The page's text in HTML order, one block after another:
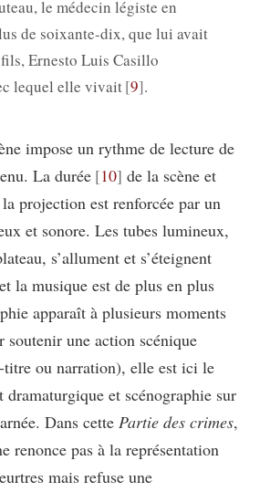
le médecin légiste en
de soixante-dix, que lui avait
fils, Ernesto Luis Casillo
lequel elle vivait 9 .
impose un rythme de lecture de
La durée 10 de la scène et
projection est renforcée par un
et sonore. Les tubes lumineux,
s’allument et s’éteignent
la musique est de plus en plus
apparaît à plusieurs moments
soutenir une action scénique
titre ou narration), elle est ici le
et scénographie sur
Dans cette Partie des crimes,
renonce pas à la représentation
mais refuse une